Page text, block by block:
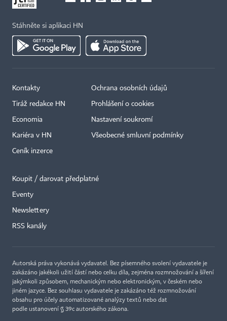
Stáhněte si aplikaci HN
Kontakty
Tiráž redakce HN
Economia
Kariéra v HN
Ceník inzerce
Ochrana osobních údajů
Prohlášení o cookies
Nastavení soukromí
Všeobecné smluvní podmínky
Koupit / darovat předplatné
Eventy
Newslettery
RSS kanály
Autorská práva vykonává vydavatel. Bez písemného svolení vydavatele je
zakázáno jakékoli užití částí nebo celku díla, zejména rozmnožování a šíření
jakýmkoli způsobem, mechanickým nebo elektronickým, v českém nebo
jiném jazyce. Bez souhlasu vydavatele je zakázáno též rozmnožování
obsahu pro účely automatizované analýzy textů nebo dat
podle ustanovení § 39c autorského zákona.